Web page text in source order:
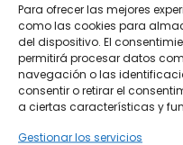
Para ofrecer las mejores
como las cookies para
del dispositivo. El
permitirá procesar datos
navegación o las
consentir o retirar el
a ciertas características y
Gestionar los servicios
Ref: S6